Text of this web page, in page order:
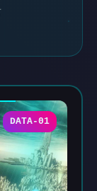
DATA-01